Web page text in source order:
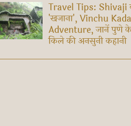
Travel Tips: Shivaji
'खजाना', Vinchu
Adventure, जानें पुणे
किले की अनसुनी कहानी